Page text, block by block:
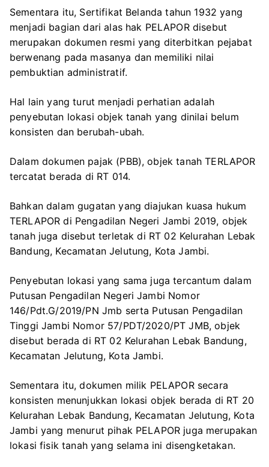
Sementara itu, Sertifikat Belanda tahun 1932 yang
menjadi bagian dari alas hak PELAPOR disebut
merupakan dokumen resmi yang diterbitkan pejabat
berwenang pada masanya dan memiliki nilai
pembuktian administratif.
Hal lain yang turut menjadi perhatian adalah
penyebutan lokasi objek tanah yang dinilai belum
konsisten dan berubah-ubah.
Dalam dokumen pajak (PBB), objek tanah TERLAPOR
tercatat berada di RT 014.
Bahkan dalam gugatan yang diajukan kuasa hukum
TERLAPOR di Pengadilan Negeri Jambi 2019, objek
tanah juga disebut terletak di RT 02 Kelurahan Lebak
Bandung, Kecamatan Jelutung, Kota Jambi.
Penyebutan lokasi yang sama juga tercantum dalam
Putusan Pengadilan Negeri Jambi Nomor
146/Pdt.G/2019/PN Jmb serta Putusan Pengadilan
Tinggi Jambi Nomor 57/PDT/2020/PT JMB, objek
disebut berada di RT 02 Kelurahan Lebak Bandung,
Kecamatan Jelutung, Kota Jambi.
Sementara itu, dokumen milik PELAPOR secara
konsisten menunjukkan lokasi objek berada di RT 20
Kelurahan Lebak Bandung, Kecamatan Jelutung, Kota
Jambi yang menurut pihak PELAPOR juga merupakan
lokasi fisik tanah yang selama ini disengketakan.